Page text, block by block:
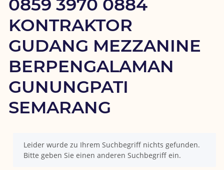
0859 3970 0884
KONTRAKTOR
GUDANG MEZZANINE
BERPENGALAMAN
GUNUNGPATI
SEMARANG
xLeider wurde zu Ihrem Suchbegriff nichts gefunden.
Bitte geben Sie einen anderen Suchbegriff ein.